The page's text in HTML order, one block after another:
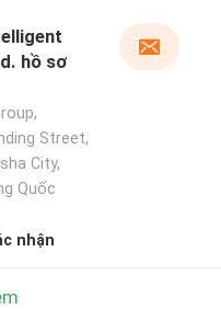
hồ sơ
Street,
City,
Quốc
nhận